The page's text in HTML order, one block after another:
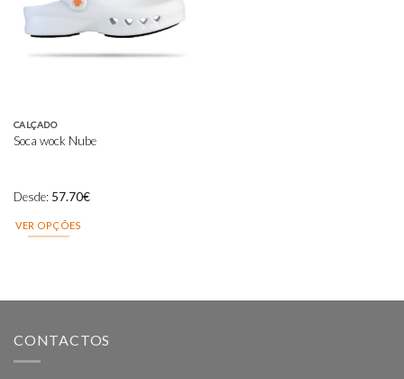
wishlist
CALÇADO
Soca wock Nube
Desde: 57.70€
VER OPÇÕES
multiple
The
options
CONTACTOS